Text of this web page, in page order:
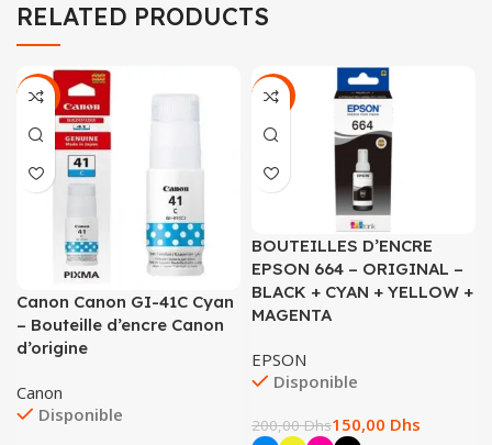
RELATED PRODUCTS
-18%
Canon Canon GI-41C Cyan
– Bouteille d’encre Canon
d’origine
Canon
Disponible
-25%
BOUTEILLES D’ENCRE
EPSON 664 – ORIGINAL –
BLACK + CYAN + YELLOW +
MAGENTA
EPSON
Disponible
200,00Dhs150,00 Dhs